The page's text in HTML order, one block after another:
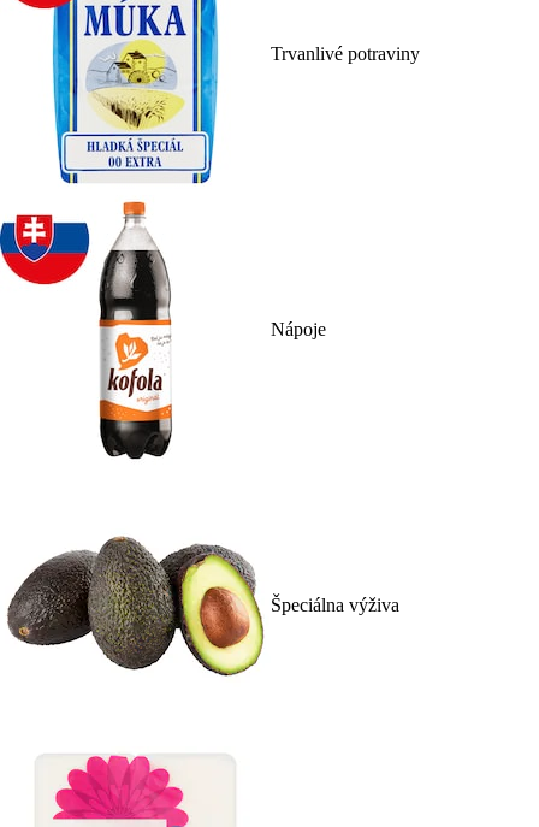
Trvanlivé potraviny
Nápoje
Špeciálna výživa